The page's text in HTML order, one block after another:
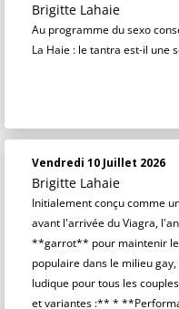
Brigitte Lahaie
Au programme du sexo
La Haie : le tantra est-il une
Vendredi 10 Juillet 2026
Brigitte Lahaie
Initialement conçu comme
avant l'arrivée du Viagra,
**garrot** pour maintenir le
populaire dans le milieu
ludique pour tous les
et variantes :** *